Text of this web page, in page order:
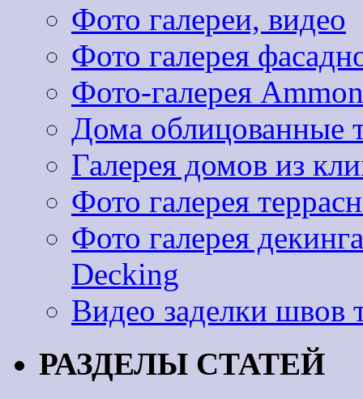
Фото галереи, видео
Фото галерея
Фото-галерея
Дома облицованные
Галерея домов из
Фото галерея
Фото галерея
Decking
Видео заделки швов
РАЗДЕЛЫ СТАТЕЙ